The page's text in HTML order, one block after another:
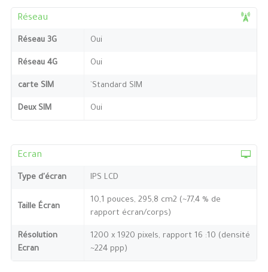
Réseau
Réseau 3G Oui
Réseau 4G Oui
carte SIM `Standard SIM
Deux SIM Oui
Ecran
Type d'écran IPS LCD
Taille Écran
10,1 pouces, 295,8 cm2 (~77,4 % de
rapport écran/corps)
Résolution
Ecran
1200 x 1920 pixels, rapport 16 :10 (densité
~224 ppp)